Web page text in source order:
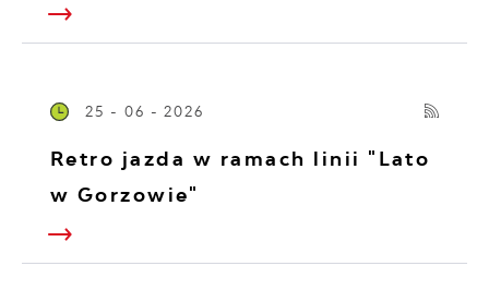
25 - 06 - 2026
Retro jazda w ramach linii "Lato
w Gorzowie"